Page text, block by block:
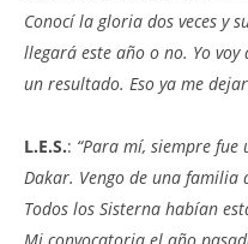
Conocí la gloria dos veces y
llegará este año o no. Yo
un resultado. Eso ya me
L.E.S.: “Para mí, siempre
Dakar. Vengo de una
Todos los Sisterna habían